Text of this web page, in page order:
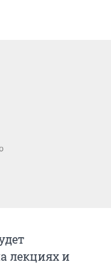
лекциях и